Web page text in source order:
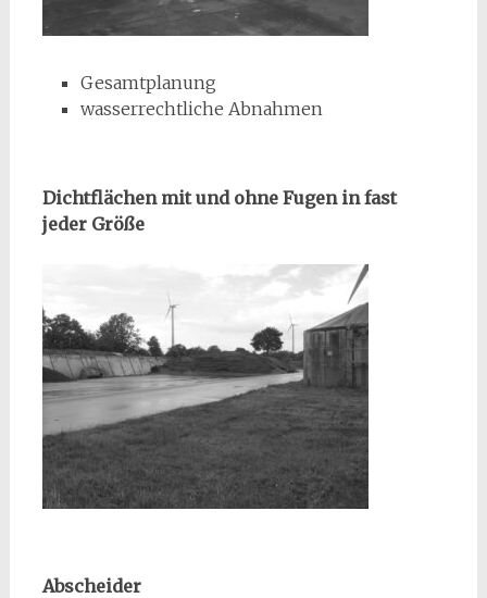
Gesamtplanung
wasserrechtliche Abnahmen
Dichtflächen mit und ohne Fugen in fast
jeder Größe
Abscheider